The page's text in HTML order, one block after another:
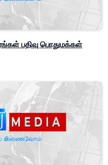
பதிவு பொதுமக்கள்